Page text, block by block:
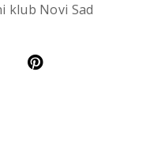
klub Novi Sad